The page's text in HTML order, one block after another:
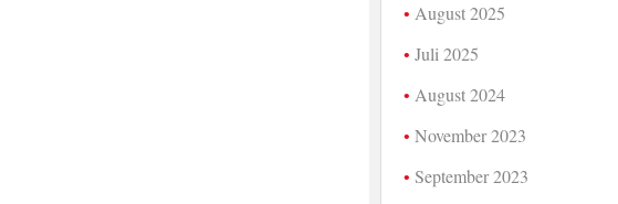
August 2025
Juli 2025
August 2024
November 2023
September 2023